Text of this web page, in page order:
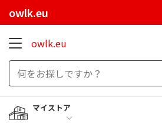
owlk.eu
owlk.eu
マイストア